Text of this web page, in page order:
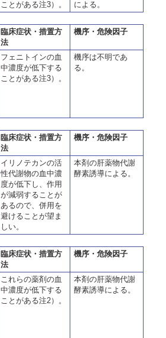
ことがある注3）。 による。
臨床症状・措置方
法
機序・危険因子
フェニトインの血
中濃度が低下する
ことがある注3）。
機序は不明であ
る。
臨床症状・措置方
法
機序・危険因子
イリノテカンの活
性代謝物の血中濃
度が低下し、作用
が減弱することが
あるので、併用を
避けることが望ま
しい。
本剤の肝薬物代謝
酵素誘導による。
臨床症状・措置方
法
機序・危険因子
これらの薬剤の血
中濃度が低下する
ことがある注2）。
本剤の肝薬物代謝
酵素誘導による。